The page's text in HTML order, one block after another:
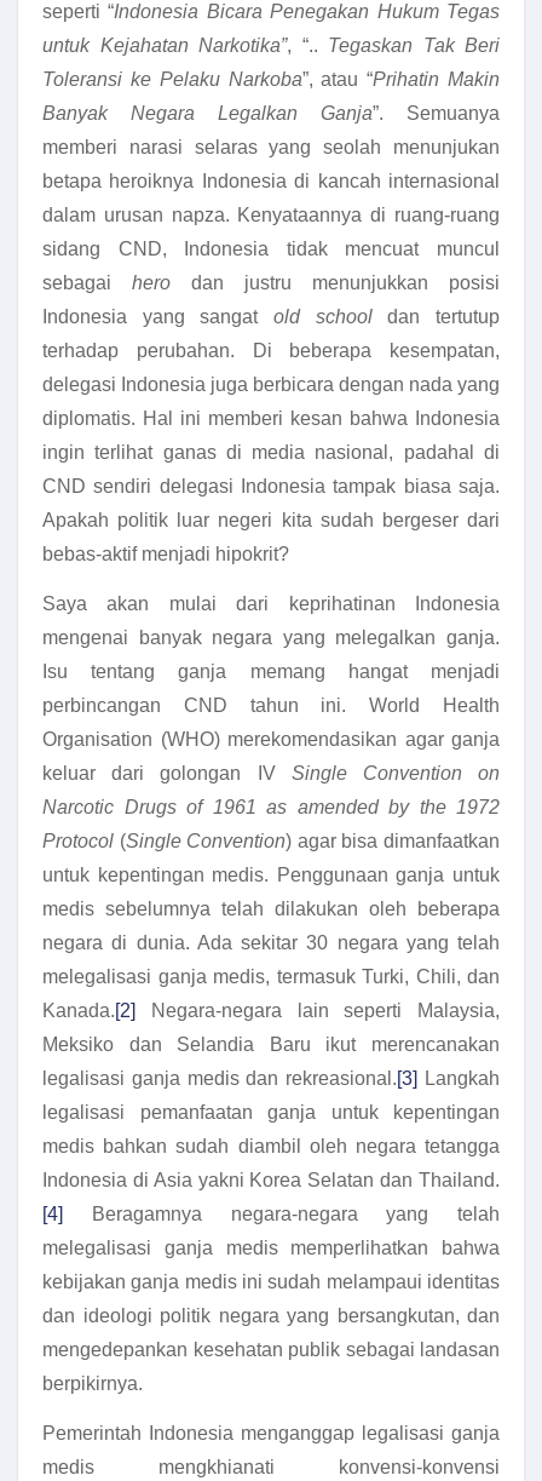
seperti “Indonesia Bicara Penegakan Hukum Tegas
untuk Kejahatan Narkotika”, “.. Tegaskan Tak Beri
Toleransi ke Pelaku Narkoba”, atau “Prihatin Makin
Banyak Negara Legalkan Ganja”. Semuanya
memberi narasi selaras yang seolah menunjukan
betapa heroiknya Indonesia di kancah internasional
dalam urusan napza. Kenyataannya di ruang-ruang
sidang CND, Indonesia tidak mencuat muncul
sebagai hero dan justru menunjukkan posisi
Indonesia yang sangat old schooldan tertutup
terhadap perubahan. Di beberapa kesempatan,
delegasi Indonesia juga berbicara dengan nada yang
diplomatis. Hal ini memberi kesan bahwa Indonesia
ingin terlihat ganas di media nasional, padahal di
CND sendiri delegasi Indonesia tampak biasa saja.
Apakah politik luar negeri kita sudah bergeser dari
bebas-aktif menjadi hipokrit?
Saya akan mulai dari keprihatinan Indonesia
mengenai banyak negara yang melegalkan ganja.
Isu tentang ganja memang hangat menjadi
perbincangan CND tahun ini. World Health
Organisation (WHO) merekomendasikan agar ganja
keluar dari golongan IV Single Convention on
Narcotic Drugs of 1961 as amended by the 1972
Protocol (Single Convention) agar bisa dimanfaatkan
untuk kepentingan medis. Penggunaan ganja untuk
medis sebelumnya telah dilakukan oleh beberapa
negara di dunia. Ada sekitar 30 negara yang telah
melegalisasi ganja medis, termasuk Turki, Chili, dan
Kanada.[2]
Negara-negara lain seperti Malaysia,
Meksiko dan Selandia Baru ikut merencanakan
legalisasi ganja medis dan rekreasional.[3]
Langkah
legalisasi pemanfaatan ganja untuk kepentingan
medis bahkan sudah diambil oleh negara tetangga
Indonesia di Asia yakni Korea Selatan dan Thailand.
[4]
Beragamnya negara-negara yang telah
melegalisasi ganja medis memperlihatkan bahwa
kebijakan ganja medis ini sudah melampaui identitas
dan ideologi politik negara yang bersangkutan, dan
mengedepankan kesehatan publik sebagai landasan
berpikirnya.
Pemerintah Indonesia menganggap legalisasi ganja
medis mengkhianati konvensi-konvensi